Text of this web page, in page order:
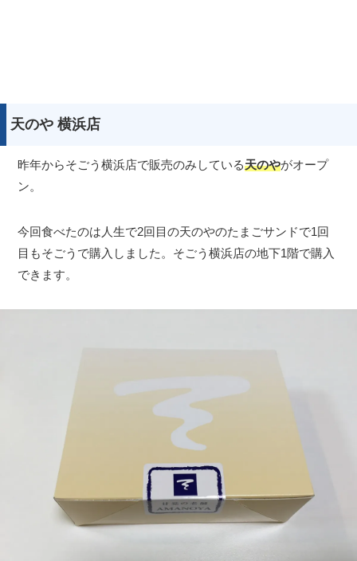
天のや 横浜店
昨年からそごう横浜店で販売のみしている天のやがオープ
ン。
今回食べたのは人生で2回目の天のやのたまごサンドで1回
目もそごうで購入しました。そごう横浜店の地下1階で購入
できます。